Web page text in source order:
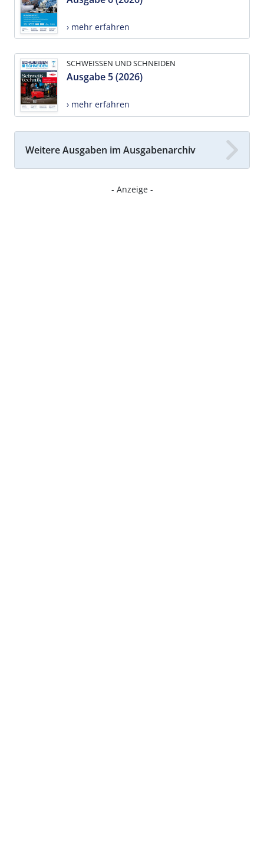
› mehr erfahren
SCHWEISSEN UND SCHNEIDEN
Ausgabe 5 (2026)
› mehr erfahren
Weitere Ausgaben im Ausgabenarchiv
- Anzeige -